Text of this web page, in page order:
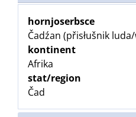
hornjoserbsce
Čadźan (přisłušnik
kontinent
Afrika
stat/region
Čad